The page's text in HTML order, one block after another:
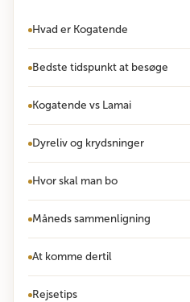
Hvad er Kogatende
Bedste tidspunkt at besøge
Kogatende vs Lamai
Dyreliv og krydsninger
Hvor skal man bo
Måneds sammenligning
At komme dertil
Rejsetips